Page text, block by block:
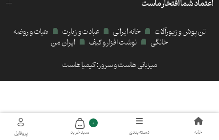
اعتماد شما افتخار ماست
تن پوش و زیورآلات خانه ایرانی عبادت و زیارت
هیات و روضه
خانگی
نوشت افزار و کیف
ایران من
میزبانی هاست و سرور:کیمیا هاست
خانه دسته‌بندی
0
سبد‌خرید پروفایل